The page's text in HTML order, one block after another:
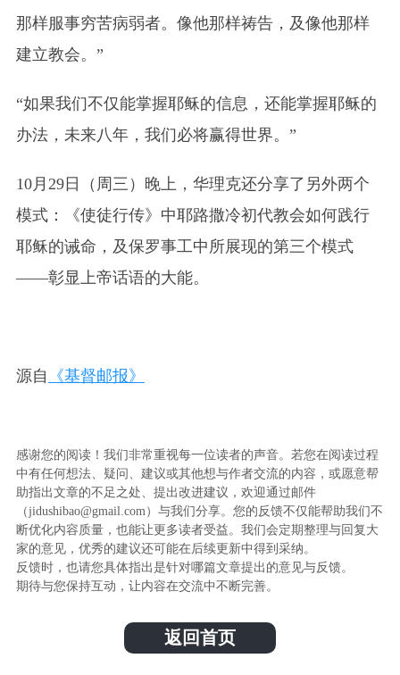
那样服事穷苦病弱者。像他那样祷告，及像他那样
建立教会。”
“如果我们不仅能掌握耶稣的信息，还能掌握耶稣的
办法，未来八年，我们必将赢得世界。”
10月29日（周三）晚上，华理克还分享了另外两个
模式：《使徒行传》中耶路撒冷初代教会如何践行
耶稣的诫命，及保罗事工中所展现的第三个模式
——彰显上帝话语的大能。
源自 《基督邮报》
感谢您的阅读！我们非常重视每一位读者的声音。若您在阅读过程
中有任何想法、疑问、建议或其他想与作者交流的内容，或愿意帮
助指出文章的不足之处、提出改进建议，欢迎通过邮件
（jidushibao@gmail.com）与我们分享。您的反馈不仅能帮助我们不
断优化内容质量，也能让更多读者受益。我们会定期整理与回复大
家的意见，优秀的建议还可能在后续更新中得到采纳。
反馈时，也请您具体指出是针对哪篇文章提出的意见与反馈。
期待与您保持互动，让内容在交流中不断完善。
返回首页